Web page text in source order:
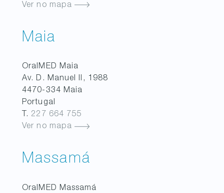
Ver no mapa
Maia
OralMED Maia
Av. D. Manuel II, 1988
4470-334 Maia
Portugal
T. 227 664 755
Ver no mapa
Massamá
OralMED Massamá